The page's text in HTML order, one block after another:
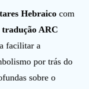
Hebraico com
tradução ARC
facilitar a
por trás do
sobre o